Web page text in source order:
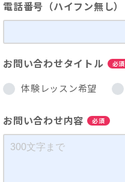
電話番号（ハイフン無し）
お問い合わせタイトル 必須
体験レッスン希望
お問い合わせ内容 必須